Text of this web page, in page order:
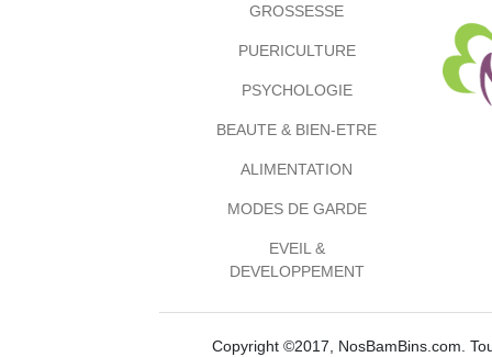
GROSSESSE
PUERICULTURE
PSYCHOLOGIE
BEAUTE & BIEN-ETRE
ALIMENTATION
MODES DE GARDE
EVEIL &
DEVELOPPEMENT
Copyright ©2017, NosBamBins.com.